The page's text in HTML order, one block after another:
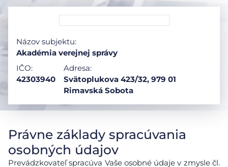
Názov subjektu:
Akadémia verejnej správy
IČO:
42303940
Adresa:
Svätoplukova 423/32, 979 01
Rimavská Sobota
Právne základy spracúvania
osobných údajov
Prevádzkovateľ spracúva Vaše osobné údaje v zmysle čl.